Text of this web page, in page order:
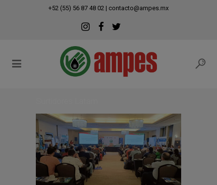
+52 (55) 56 87 48 02 | contacto@ampes.mx
modal-check